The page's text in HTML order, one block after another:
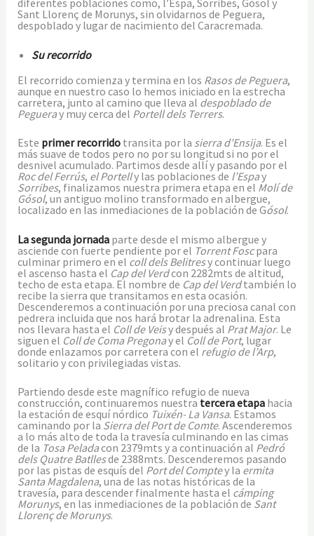
Sant Llorenç de Morunys, sin olvidarnos de Peguera,
despoblado y lugar de nacimiento del Caracremada.
Su recorrido
El recorrido comienza y termina en los Rasos de Peguera,
aunque en nuestro caso lo hemos iniciado en la estrecha
carretera, junto al camino que lleva al despoblado de
Pegueray muy cerca del Portell dels Terrers.
Este primer recorridotransita por la sierra d’Ensija. Es el
más suave de todos pero no por su longitud si no por el
desnivel acumulado. Partimos desde allí y pasando por el
Roc del Ferrús, el Portelly las poblaciones de l’Espay
Sorribes, finalizamos nuestra primera etapa en el Molí de
Gósol, un antiguo molino transformado en albergue,
localizado en las inmediaciones de la población de Gósol.
La segunda jornadaparte desde el mismo albergue y
asciende con fuerte pendiente por el Torrent Foscpara
culminar primero en el coll dels Belitresy continuar luego
el ascenso hasta el Cap del Verdcon 2282mts de altitud,
techo de esta etapa. El nombre de Cap del Verdtambién lo
recibe la sierra que transitamos en esta ocasión.
Descenderemos a continuación por una preciosa canal con
pedrera incluida que nos hará brotar la adrenalina. Esta
nos llevara hasta el Coll de Veisy después al Prat Major. Le
siguen el Coll de Coma Pregonay el Coll de Port, lugar
donde enlazamos por carretera con el refugio de l’Arp,
solitario y con privilegiadas vistas.
Partiendo desde este magnífico refugio de nueva
construcción, continuaremos nuestra tercera etapahacia
la estación de esquí nórdico Tuixén- La Vansa. Estamos
caminando por la Sierra del Port de Comte. Ascenderemos
a lo más alto de toda la travesía culminando en las cimas
de la Tosa Peladacon 2379mts y a continuación al Pedró
dels Quatre Batllesde 2388mts. Descenderemos pasando
por las pistas de esquís del Port del Comptey la ermita
Santa Magdalena, una de las notas históricas de la
travesía, para descender finalmente hasta el cámping
Morunys, en las inmediaciones de la población deSant
Llorenç de Morunys.